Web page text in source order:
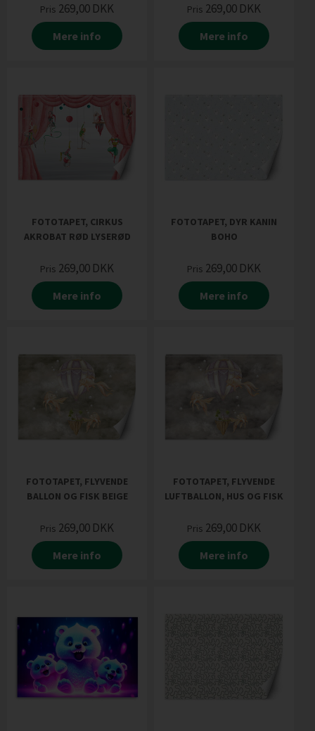
Pris 269,00 DKK
Mere info
Pris 269,00 DKK
Mere info
FOTOTAPET, CIRKUS
AKROBAT RØD LYSERØD
Pris 269,00 DKK
Mere info
FOTOTAPET, DYR KANIN
BOHO
Pris 269,00 DKK
Mere info
FOTOTAPET, FLYVENDE
BALLON OG FISK BEIGE
Pris 269,00 DKK
Mere info
FOTOTAPET, FLYVENDE
LUFTBALLON, HUS OG FISK
Pris 269,00 DKK
Mere info